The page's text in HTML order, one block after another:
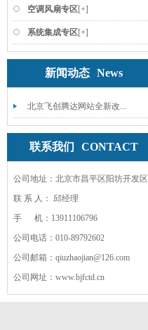
空调风扇专区[+]
系统集成专区[+]
新闻动态 News
北京飞创腾达网站全新改...
联系我们 CONTACT
公司地址：北京市昌平区阳坊开发区
联 系 人： 邱经理
手 机：13911106796
公司电话：010-89792602
公司邮箱：qiuzhaojian@126.com
公司网址：www.bjfctd.cn